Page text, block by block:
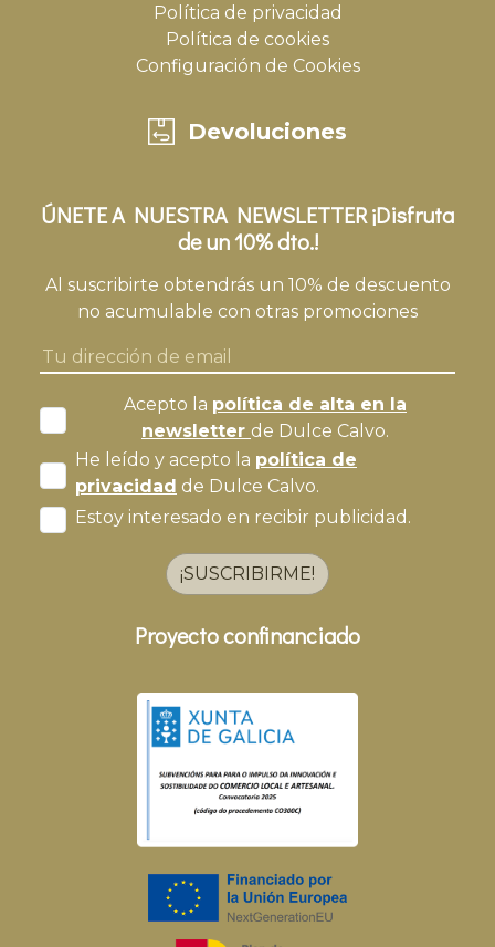
Política de privacidad
Política de cookies
Configuración de Cookies
Devoluciones
ÚNETE A NUESTRA NEWSLETTER ¡Disfruta
de un 10% dto.!
Al suscribirte obtendrás un 10% de descuento
no acumulable con otras promociones
Acepto la política de alta en la
newsletter de Dulce Calvo.
He leído y acepto la política de
privacidad de Dulce Calvo.
Estoy interesado en recibir publicidad.
¡SUSCRIBIRME!
Proyecto confinanciado